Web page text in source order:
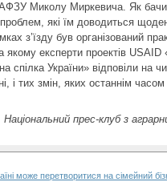
АФЗУ Миколу Миркевича. Як
проблем, які їм доводиться
з’їзду був організований
експерти проектів
спілка України» відповіли на
і тих змін, яких останнім
прес-клуб з
може перетворитися на сімейний